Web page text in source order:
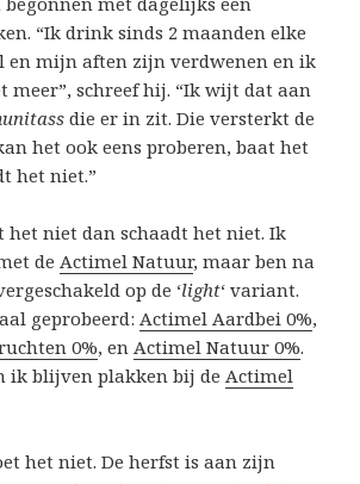
“Ik drink sinds 2 maanden elke
en mijn aften zijn verdwenen en ik
meer”, schreef hij. “Ik wijt dat aan
die er in zit. Die versterkt de
het ook eens proberen, baat het
het niet.”
het niet dan schaadt het niet. Ik
deActimel Natuur, maar ben na
op de ‘light‘ variant.
geprobeerd:Actimel Aardbei 0%,
0%, enActimel Natuur 0%.
ik blijven plakken bij deActimel
het niet. De herfst is aan zijn